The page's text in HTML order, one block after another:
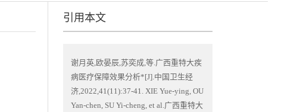
引用本文
谢月英,欧晏辰,苏奕成,等.广西重特大疾
病医疗保障效果分析*[J].中国卫生经
济,2022,41(11):37-41. XIE Yue-ying, OU
Yan-chen, SU Yi-cheng, et al.广西重特大